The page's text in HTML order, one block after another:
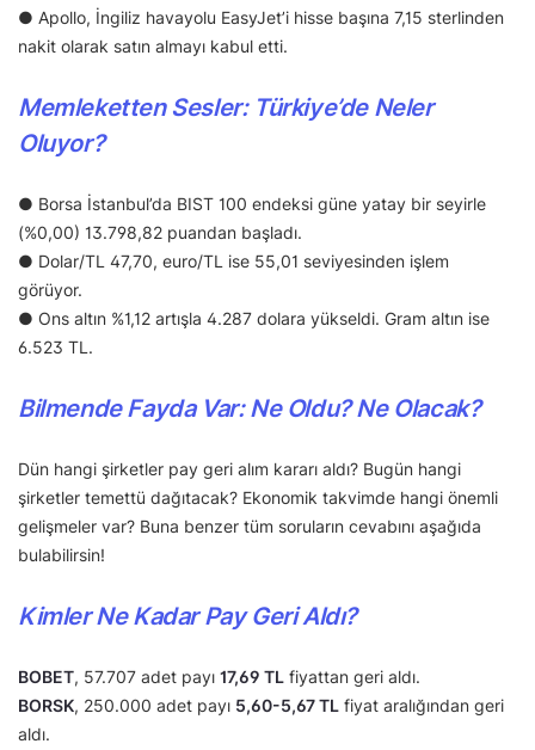
● Apollo, İngiliz havayolu EasyJet’i hisse başına 7,15 sterlinden
nakit olarak satın almayı kabul etti.
Memleketten Sesler: Türkiye’de Neler
Oluyor?
● Borsa İstanbul’da BIST 100 endeksi güne yatay bir seyirle
(%0,00) 13.798,82 puandan başladı.
● Dolar/TL 47,70, euro/TL ise 55,01 seviyesinden işlem
görüyor.
● Ons altın %1,12 artışla 4.287 dolara yükseldi. Gram altın ise
6.523 TL.
Bilmende Fayda Var: Ne Oldu? Ne Olacak?
Dün hangi şirketler pay geri alım kararı aldı? Bugün hangi
şirketler temettü dağıtacak? Ekonomik takvimde hangi önemli
gelişmeler var? Buna benzer tüm soruların cevabını aşağıda
bulabilirsin!
Kimler Ne Kadar Pay Geri Aldı?
BOBET, 57.707 adet payı 17,69 TL fiyattan geri aldı.
BORSK, 250.000 adet payı 5,60-5,67 TL fiyat aralığından geri
aldı.